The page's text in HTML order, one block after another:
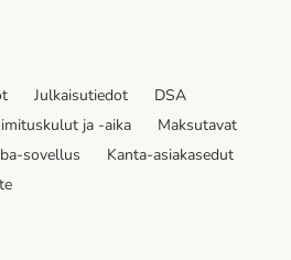
Julkaisutiedot
DSA
ja -aika
Maksutavat
sovellus
Kanta-asiakasedut